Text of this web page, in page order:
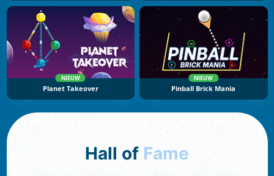
NIEUW
Planet Takeover
NIEUW
Pinball Brick Mania
Hall of Fame